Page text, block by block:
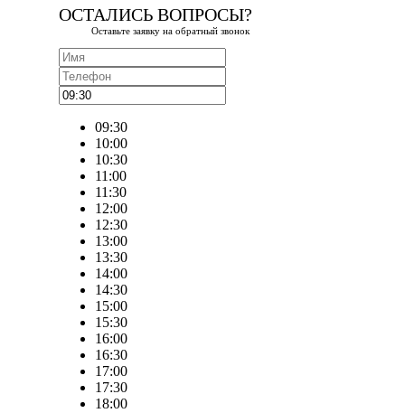
ОСТАЛИСЬ ВОПРОСЫ?
Оставьте заявку на обратный звонок
09:30
10:00
10:30
11:00
11:30
12:00
12:30
13:00
13:30
14:00
14:30
15:00
15:30
16:00
16:30
17:00
17:30
18:00